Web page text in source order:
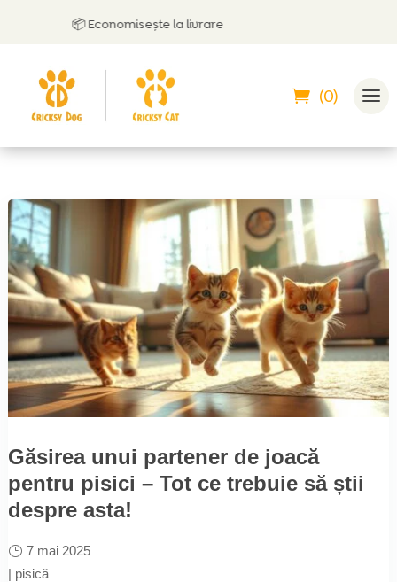
📦 Economisește la livrare
(0)
Găsirea unui partener de joacă
pentru pisici – Tot ce trebuie să știi
despre asta!
7 mai 2025
| pisică